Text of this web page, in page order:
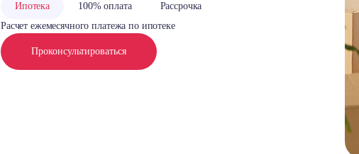
Ипотека 100% оплата
Рассрочка
Расчет ежемесячного платежа по ипотеке
Проконсультироваться